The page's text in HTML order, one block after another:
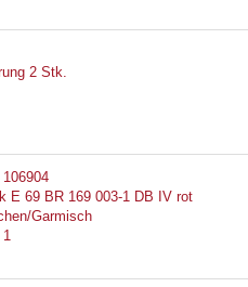
2 Stk.
106904
E 69 BR 169 003-1 DB IV rot
Garmisch
1